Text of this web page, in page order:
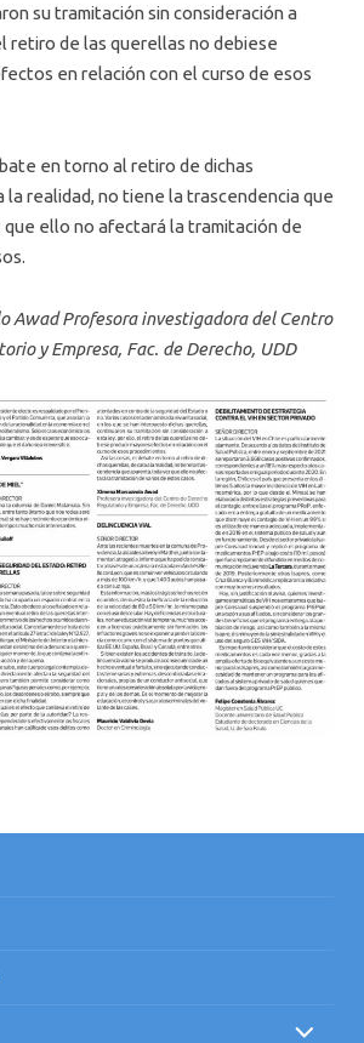
su tramitación sin consideración a
retiro de las querellas no debiese
en relación con el curso de esos
en torno al retiro de dichas
la realidad, no tiene la trascendencia que
ello no afectará la tramitación de
Awad Profesora investigadora del Centro
y Empresa, Fac. de Derecho, UDD